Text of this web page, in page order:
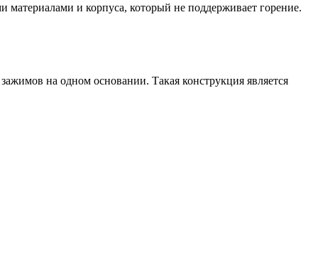
и корпуса, который не поддерживает горение.
на одном основании. Такая конструкция является